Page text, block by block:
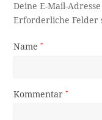
Deine E-Mail-
Erforderliche
Name*
Kommentar*